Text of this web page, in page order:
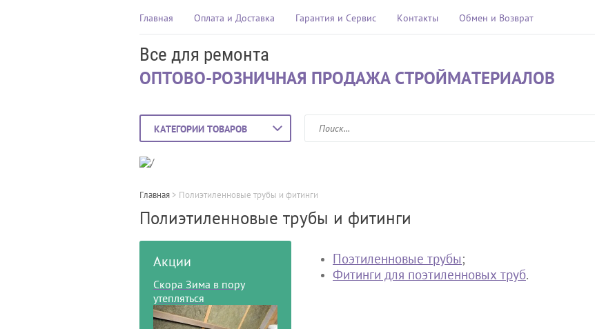
Главная Оплата и Доставка Гарантия и Сервис Контакты Обмен и Возврат
Все для ремонта
ОПТОВО-РОЗНИЧНАЯ ПРОДАЖА СТРОЙМАТЕРИАЛОВ
КАТЕГОРИИ ТОВАРОВ
Главная > Полиэтиленновые трубы и фитинги
Полиэтиленновые трубы и фитинги
Акции
Скора Зима в пору
утепляться
Поэтиленновые трубы;
Фитинги для поэтиленновых труб.